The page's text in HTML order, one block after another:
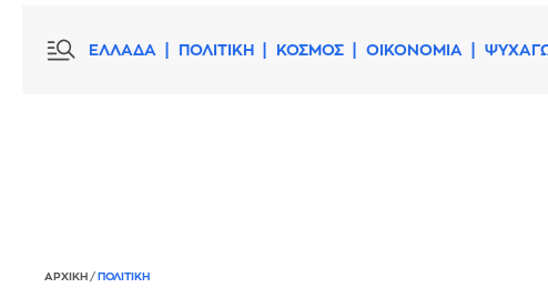
ΕΛΛΑΔΑ ΠΟΛΙΤΙΚΗ ΚΟΣΜΟΣ ΟΙΚΟΝΟΜΙΑ
ΑΡΧΙΚΗ / ΠΟΛΙΤΙΚΗ